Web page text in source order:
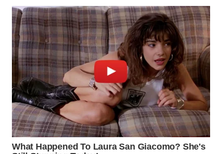
UTARA
WN
SAMOSIR
WN
PADANG
LAWAS
WN
SUMEDANG